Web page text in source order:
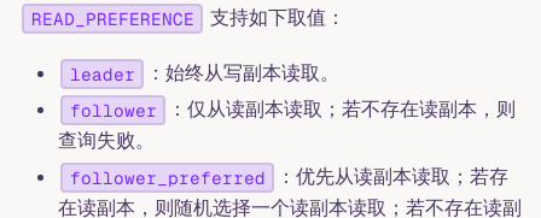
READ_PREFERENCE 支持如下取值：
leader ：始终从写副本读取。
follower
：仅从读副本读取；若不存在读副本，则
查询失败。
follower_preferred
：优先从读副本读取；若存
在读副本，则随机选择一个读副本读取；若不存在读副